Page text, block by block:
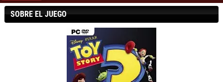
SOBRE EL JUEGO